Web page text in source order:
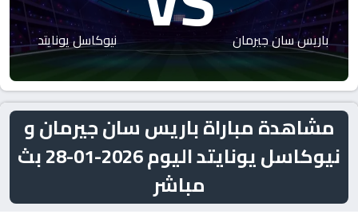
باريس سان جيرمان نيوكاسل يونايتد
مشاهدة مباراة باريس سان جيرمان و
نيوكاسل يونايتد اليوم 2026-01-28 بث
مباشر